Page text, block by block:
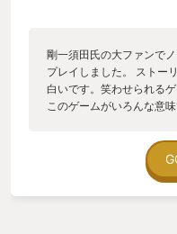
剛一須田氏の大ファンで
プレイしました。 ストー
白いです。笑わせられる
このゲームがいろんな意
ら、やっぱり変なゲーム